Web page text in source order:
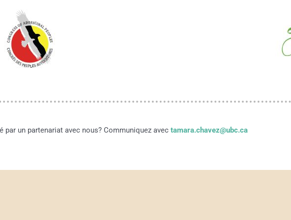
par un partenariat avec nous? Communiquez avec tamara.chavez@ubc.ca